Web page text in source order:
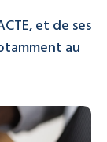
et de ses
au